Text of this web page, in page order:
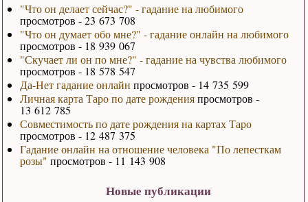
"Что он делает сейчас?" - гадание на любимого
просмотров - 23 673 708
"Что он думает обо мне?" - гадание онлайн на любимого
просмотров - 18 939 067
"Скучает ли он по мне?" - гадание на чувства любимого
просмотров - 18 578 547
Да-Нет гадание онлайн просмотров - 14 735 599
Личная карта Таро по дате рожденияпросмотров -
13 612 785
Совместимость по дате рождения на картах Таро
просмотров - 12 487 375
Гадание онлайн на отношение человека "По лепесткам
розы" просмотров - 11 143 908
Новые публикации